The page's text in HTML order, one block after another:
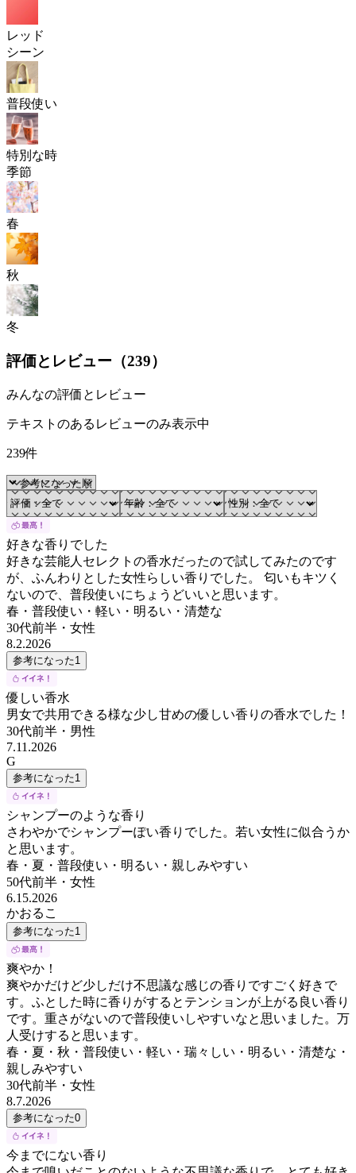
レッド
シーン
普段使い
特別な時
季節
春
秋
冬
評価とレビュー（239）
みんなの評価とレビュー
テキストのあるレビューのみ表示中
239件
好きな香りでした
好きな芸能人セレクトの香水だったので試してみたのです
が、ふんわりとした女性らしい香りでした。 匂いもキツく
ないので、普段使いにちょうどいいと思います。
春・普段使い・軽い・明るい・清楚な
30代前半 ・ 女性
8.2.2026
参考になった1
優しい香水
男女で共用できる様な少し甘めの優しい香りの香水でした！
30代前半 ・ 男性
7.11.2026
G
参考になった1
シャンプーのような香り
さわやかでシャンプーぽい香りでした。若い女性に似合うか
と思います。
春・夏・普段使い・明るい・親しみやすい
50代前半 ・ 女性
6.15.2026
かおるこ
参考になった1
爽やか！
爽やかだけど少しだけ不思議な感じの香りですごく好きで
す。ふとした時に香りがするとテンションが上がる良い香り
です。重さがないので普段使いしやすいなと思いました。万
人受けすると思います。
春・夏・秋・普段使い・軽い・瑞々しい・明るい・清楚な・
親しみやすい
30代前半 ・ 女性
8.7.2026
参考になった0
今までにない香り